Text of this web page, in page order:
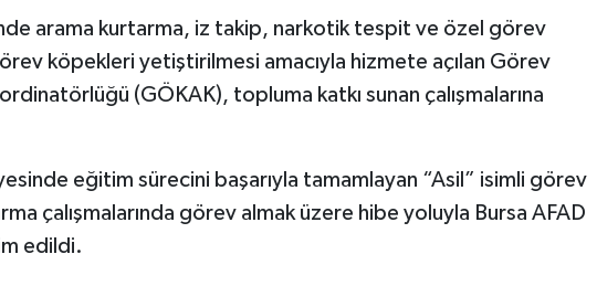
arama kurtarma, iz takip, narkotik tespit ve özel görev
köpekleri yetiştirilmesi amacıyla hizmete açılan Görev
(GÖKAK), topluma katkı sunan çalışmalarına
eğitim sürecini başarıyla tamamlayan “Asil” isimli görev
çalışmalarında görev almak üzere hibe yoluyla Bursa AFAD
edildi.